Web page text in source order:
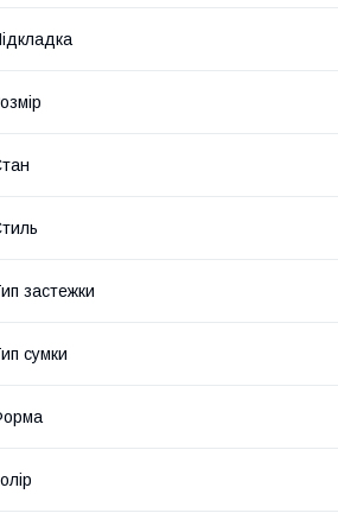
застежки
сумки